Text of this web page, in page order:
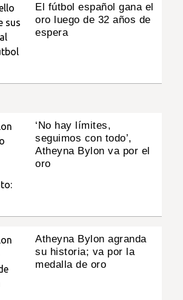
El fútbol español gana el
oro luego de 32 años de
espera
‘No hay límites,
seguimos con todo’,
Atheyna Bylon va por el
oro
Atheyna Bylon agranda
su historia; va por la
medalla de oro